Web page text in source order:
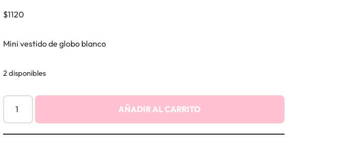
$1120
Mini vestido de globo blanco
2 disponibles
AÑADIR AL CARRITO